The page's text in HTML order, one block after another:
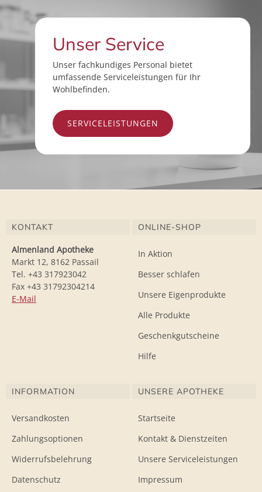
Unser Service
Unser fachkundiges Personal bietet
umfassende Serviceleistungen für Ihr
Wohlbefinden.
SERVICELEISTUNGEN
KONTAKT
Almenland Apotheke
Markt 12, 8162 Passail
Tel. +43 317923042
Fax +43 31792304214
E-Mail
ONLINE-SHOP
In Aktion
Besser schlafen
Unsere Eigenprodukte
Alle Produkte
Geschenkgutscheine
Hilfe
INFORMATION
Versandkosten
Zahlungsoptionen
Widerrufsbelehrung
Datenschutz
UNSERE APOTHEKE
Startseite
Kontakt & Dienstzeiten
Unsere Serviceleistungen
Impressum